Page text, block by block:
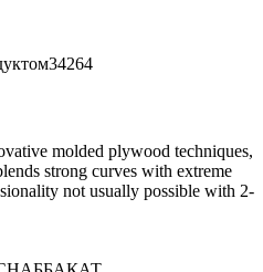
molded plywood techniques,
strong curves with extreme
not usually possible with 2-